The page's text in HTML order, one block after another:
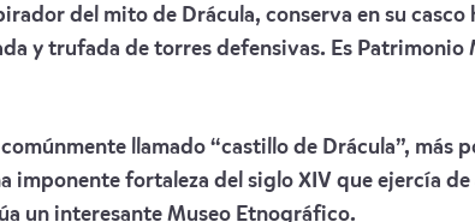
del mito de Drácula, conserva en su
y trufada de torres defensivas. Es Patrimonio
llamado “castillo de Drácula”, más
fortaleza del siglo XIV que ejercía de
un interesante Museo Etnográfico.